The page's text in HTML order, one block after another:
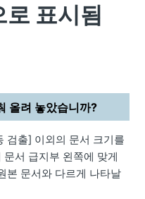
표시됨
올려 놓았습니까?
검출] 이외의 문서 크기를
서 급지부 왼쪽에 맞게
본 문서와 다르게 나타날